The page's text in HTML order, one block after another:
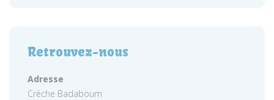
Retrouvez-nous
Adresse
Crèche Badaboum